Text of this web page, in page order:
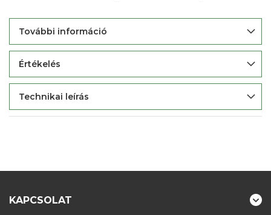
További információ
Értékelés
Technikai leírás
KAPCSOLAT